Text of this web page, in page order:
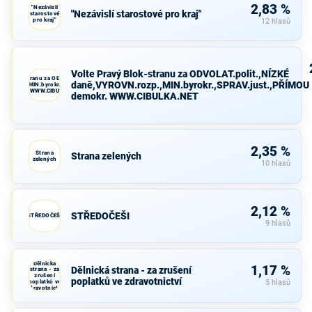
"Nezávislí
starostové
pro kraj"
"Nezávislí starostové pro kraj" 2,83 %
12 hlasů
Blok-stranu za ODVOLAT.polit.,NÍZKÉ
demokr. WWW.CIBULKA.NET
Volte Pravý Blok-stranu za ODVOLAT.polit.,NÍZKÉ
daně,VYROVN.rozp.,MIN.byrokr.,SPRAV.just.,PŘÍMOU
demokr. WWW.CIBULKA.NET
Strana
zelených
Strana zelených 2,35 %
10 hlasů
STŘEDOČEŠI STŘEDOČEŠI 2,12 %
9 hlasů
Dělnická
strana - za
zrušení
poplatků ve
zdravotnictví
Dělnická strana - za zrušení
poplatků ve zdravotnictví
1,17 %
5 hlasů